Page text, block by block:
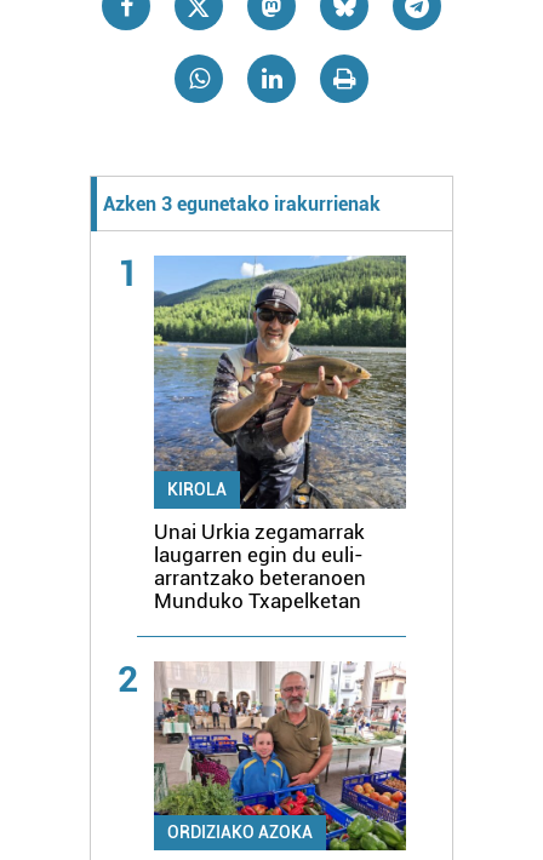
Azken 3 egunetako irakurrienak
1
KIROLA
Unai Urkia zegamarrak
laugarren egin du euli-
arrantzako beteranoen
Munduko Txapelketan
2
ORDIZIAKO AZOKA